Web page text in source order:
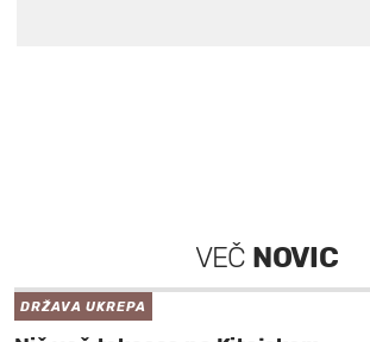
VEČ NOVIC
DRŽAVA UKREPA